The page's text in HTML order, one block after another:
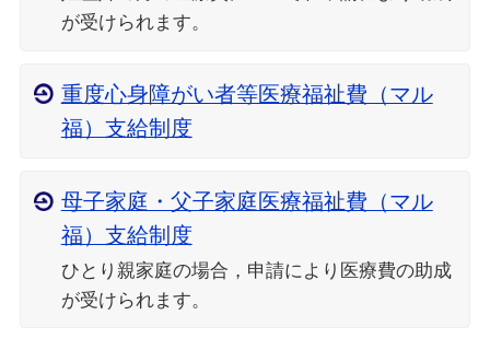
が受けられます。
重度心身障がい者等医療福祉費（マル
福）支給制度
母子家庭・父子家庭医療福祉費（マル
福）支給制度
ひとり親家庭の場合，申請により医療費の助成
が受けられます。